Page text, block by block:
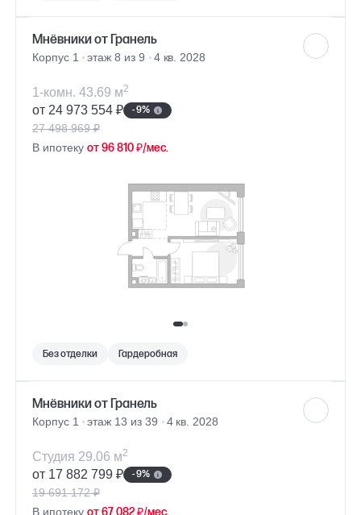
Мнёвники от Гранель
Корпус 1 этаж 8 из 9 4 кв. 2028
1-комн. 43.69 м2
от 24 973 554 ₽ - 9%
27 498 969 ₽
В ипотеку от 96 810 ₽/мес.
Без отделки Гардеробная
Мнёвники от Гранель
Корпус 1 этаж 13 из 39 4 кв. 2028
Студия 29.06 м2
от 17 882 799 ₽ - 9%
19 691 172 ₽
В ипотеку от 67 082 ₽/мес.